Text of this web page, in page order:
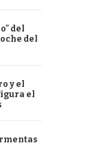
del
del
y el
el